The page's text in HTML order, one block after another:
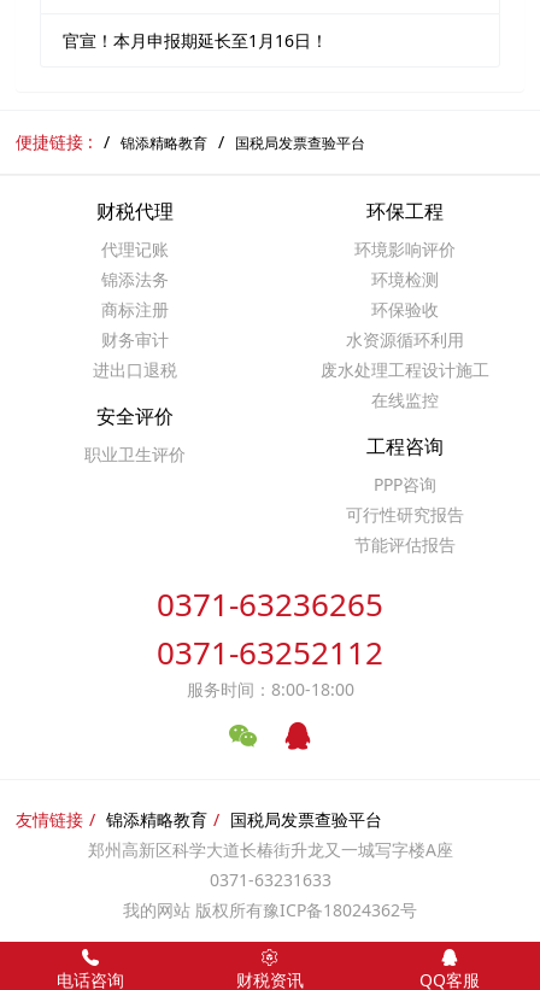
官宣！本月申报期延长至1月16日！
便捷链接 : 锦添精略教育 国税局发票查验平台
财税代理
代理记账
锦添法务
商标注册
财务审计
进出口退税
环保工程
环境影响评价
环境检测
环保验收
水资源循环利用
废水处理工程设计施工
在线监控
安全评价
职业卫生评价 工程咨询
PPP咨询
可行性研究报告
节能评估报告
0371-63236265
0371-63252112
服务时间：8:00-18:00
友情链接 锦添精略教育
国税局发票查验平台
郑州高新区科学大道长椿街升龙又一城写字楼A座
0371-63231633
我的网站 版权所有豫ICP备18024362号
电话咨询 财税资讯 QQ客服